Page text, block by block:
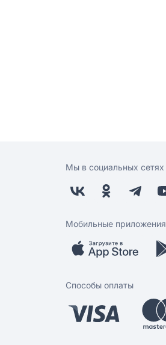
Мы в социальных сетях
Мобильные приложения
Способы оплаты